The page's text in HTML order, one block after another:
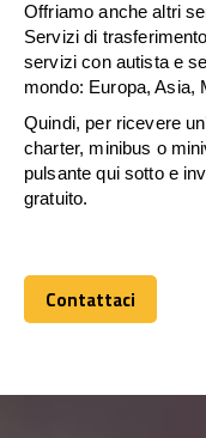
Offriamo anche altri
Servizi di
servizi con autista e
mondo: Europa, Asia,
Quindi, per ricevere
charter, minibus o
pulsante qui sotto e
gratuito.
Contattaci
Contattaci